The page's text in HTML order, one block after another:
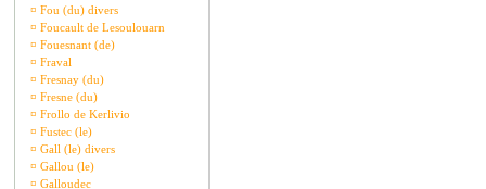
¤ Fou (du) divers
¤ Foucault de Lesoulouarn
¤ Fouesnant (de)
¤ Fraval
¤ Fresnay (du)
¤ Fresne (du)
¤ Frollo de Kerlivio
¤ Fustec (le)
¤ Gall (le) divers
¤ Gallou (le)
¤ Galloudec